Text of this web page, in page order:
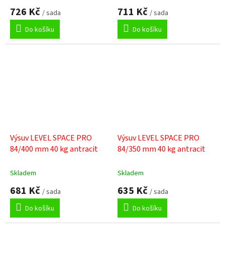
726 Kč / sada
Do košíku
711 Kč / sada
Do košíku
Výsuv LEVEL SPACE PRO
84/400 mm 40 kg antracit
Skladem
681 Kč / sada
Do košíku
Výsuv LEVEL SPACE PRO
84/350 mm 40 kg antracit
Skladem
635 Kč / sada
Do košíku